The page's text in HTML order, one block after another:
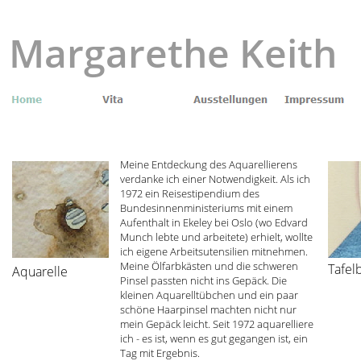
Meine Entdeckung des Aquarellierens
verdanke ich einer Notwendigkeit. Als ich
1972 ein Reisestipendium des
Bundesinnenministeriums mit einem
Aufenthalt in Ekeley bei Oslo (wo Edvard
Munch lebte und arbeitete) erhielt, wollte
ich eigene Arbeitsutensilien mitnehmen.
Meine Ölfarbkästen und die schweren
Pinsel passten nicht ins Gepäck. Die
kleinen Aquarelltübchen und ein paar
schöne Haarpinsel machten nicht nur
mein Gepäck leicht. Seit 1972 aquarelliere
ich - es ist, wenn es gut gegangen ist, ein
Tag mit Ergebnis.
Aquarelle
Margarethe Keith